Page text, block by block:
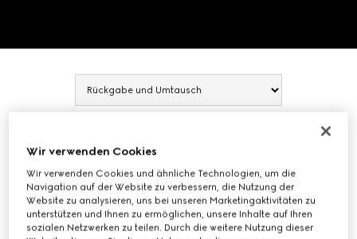
RÜCKGABE UND
UMTAUSCH
Alle erweitern
Wir verwenden Cookies
Wir verwenden Cookies und ähnliche Technologien, um die
Navigation auf der Website zu verbessern, die Nutzung der
Website zu analysieren, uns bei unseren Marketingaktivitäten zu
unterstützen und Ihnen zu ermöglichen, unsere Inhalte auf Ihren
sozialen Netzwerken zu teilen. Durch die weitere Nutzung dieser